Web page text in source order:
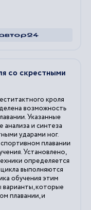
со скрестными
кроля
возможность
Указанные
анализа и синтеза
ударами ног.
плавании
Установлено,
определяется
выполняются
обучения этим
которые
плавании, и